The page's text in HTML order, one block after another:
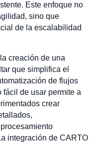
Este enfoque no
sino que
de la escalabilidad
creación de una
que simplifica el
de flujos
fácil de usar permite a
crear
integración de CARTO